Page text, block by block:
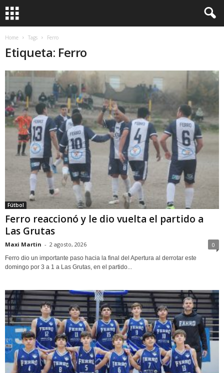
Home Tags Ferro
Etiqueta: Ferro
Fútbol
Ferro reaccionó y le dio vuelta el partido a
Las Grutas
Maxi Martin - 2 agosto, 2026 0
Ferro dio un importante paso hacia la final del Apertura al derrotar este
domingo por 3 a 1 a Las Grutas, en el partido...